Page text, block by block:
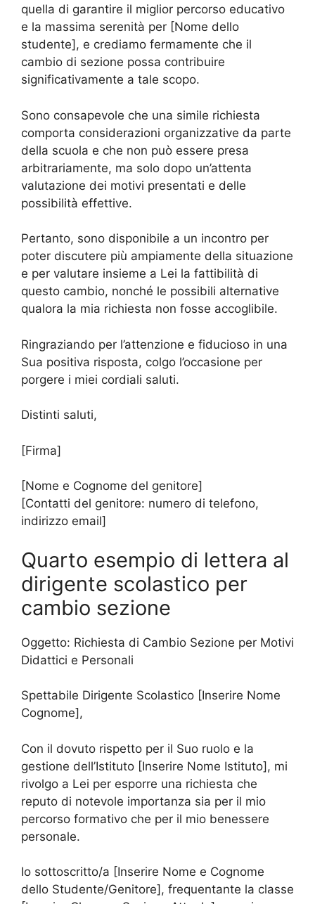
quella di garantire il miglior percorso educativo
e la massima serenità per [Nome dello
studente], e crediamo fermamente che il
cambio di sezione possa contribuire
significativamente a tale scopo.
Sono consapevole che una simile richiesta
comporta considerazioni organizzative da parte
della scuola e che non può essere presa
arbitrariamente, ma solo dopo un’attenta
valutazione dei motivi presentati e delle
possibilità effettive.
Pertanto, sono disponibile a un incontro per
poter discutere più ampiamente della situazione
e per valutare insieme a Lei la fattibilità di
questo cambio, nonché le possibili alternative
qualora la mia richiesta non fosse accoglibile.
Ringraziando per l’attenzione e fiducioso in una
Sua positiva risposta, colgo l’occasione per
porgere i miei cordiali saluti.
Distinti saluti,
[Firma]
[Nome e Cognome del genitore]
[Contatti del genitore: numero di telefono,
indirizzo email]
Quarto esempio di lettera al
dirigente scolastico per
cambio sezione
Oggetto: Richiesta di Cambio Sezione per Motivi
Didattici e Personali
Spettabile Dirigente Scolastico [Inserire Nome
Cognome],
Con il dovuto rispetto per il Suo ruolo e la
gestione dell’Istituto [Inserire Nome Istituto], mi
rivolgo a Lei per esporre una richiesta che
reputo di notevole importanza sia per il mio
percorso formativo che per il mio benessere
personale.
Io sottoscritto/a [Inserire Nome e Cognome
dello Studente/Genitore], frequentante la classe